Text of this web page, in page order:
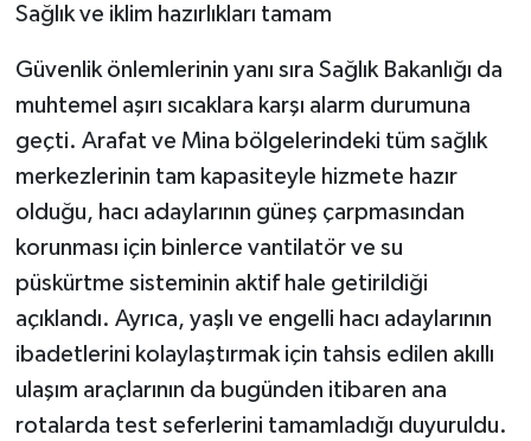
Sağlık ve iklim hazırlıkları tamam
Güvenlik önlemlerinin yanı sıra Sağlık Bakanlığı da
muhtemel aşırı sıcaklara karşı alarm durumuna
geçti. Arafat ve Mina bölgelerindeki tüm sağlık
merkezlerinin tam kapasiteyle hizmete hazır
olduğu, hacı adaylarının güneş çarpmasından
korunması için binlerce vantilatör ve su
püskürtme sisteminin aktif hale getirildiği
açıklandı. Ayrıca, yaşlı ve engelli hacı adaylarının
ibadetlerini kolaylaştırmak için tahsis edilen akıllı
ulaşım araçlarının da bugünden itibaren ana
rotalarda test seferlerini tamamladığı duyuruldu.